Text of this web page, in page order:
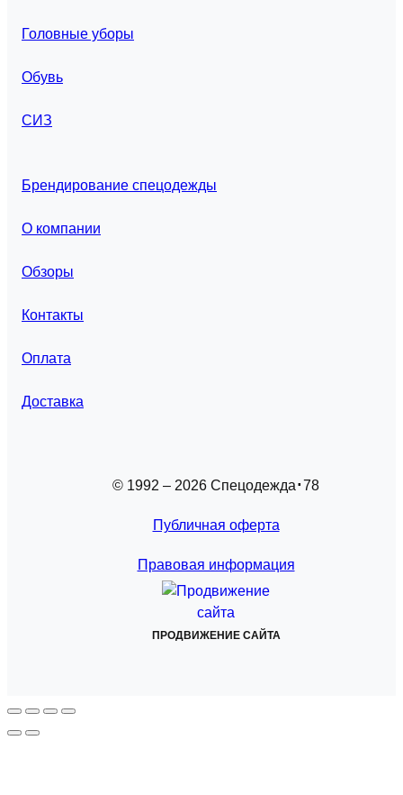
Головные уборы
Обувь
СИЗ
Брендирование спецодежды
О компании
Обзоры
Контакты
Оплата
Доставка
© 1992 – 2026 Спецодежда 78
Публичная оферта
Правовая информация
ПРОДВИЖЕНИЕ САЙТА